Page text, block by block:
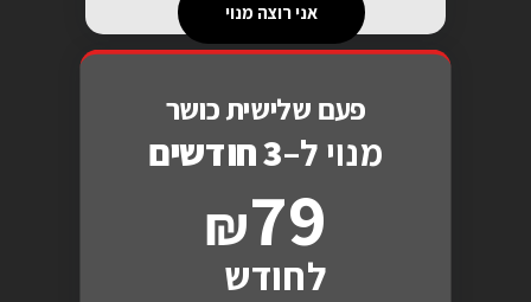
אני רוצה מנוי
פעם שלישית כושר
מנוי ל–3 חודשים
79
לחודש